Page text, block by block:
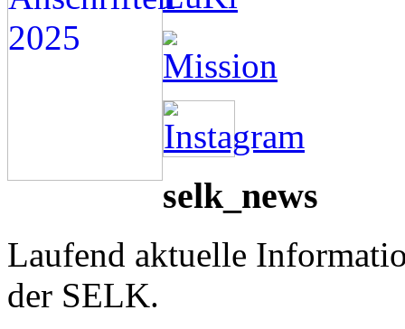
selk_news
Laufend aktuelle
der SELK.